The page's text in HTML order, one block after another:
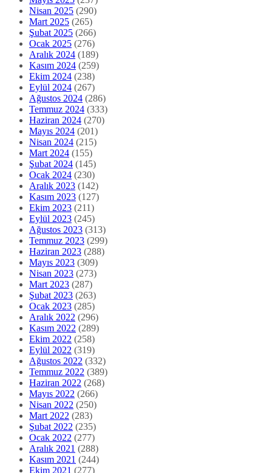
Nisan 2025 (290)
Mart 2025 (265)
Şubat 2025 (266)
Ocak 2025 (276)
Aralık 2024 (189)
Kasım 2024 (259)
Ekim 2024 (238)
Eylül 2024 (267)
Ağustos 2024 (286)
Temmuz 2024 (333)
Haziran 2024 (270)
Mayıs 2024 (201)
Nisan 2024 (215)
Mart 2024 (155)
Şubat 2024 (145)
Ocak 2024 (230)
Aralık 2023 (142)
Kasım 2023 (127)
Ekim 2023 (211)
Eylül 2023 (245)
Ağustos 2023 (313)
Temmuz 2023 (299)
Haziran 2023 (288)
Mayıs 2023 (309)
Nisan 2023 (273)
Mart 2023 (287)
Şubat 2023 (263)
Ocak 2023 (285)
Aralık 2022 (296)
Kasım 2022 (289)
Ekim 2022 (258)
Eylül 2022 (319)
Ağustos 2022 (332)
Temmuz 2022 (389)
Haziran 2022 (268)
Mayıs 2022 (266)
Nisan 2022 (250)
Mart 2022 (283)
Şubat 2022 (235)
Ocak 2022 (277)
Aralık 2021 (288)
Kasım 2021 (244)
Ekim 2021 (277)